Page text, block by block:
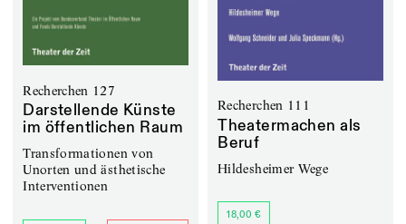
Recherchen 127
Darstellende Künste
im öffentlichen Raum
Transformationen von
Unorten und ästhetische
Interventionen
Recherchen 111
Theatermachen als
Beruf
Hildesheimer Wege
18,00 €